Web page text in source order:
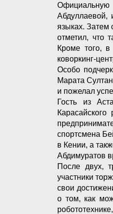
Официальную
Абдуллаевой,
языках. Затем
отметил, что
Кроме того,
коворкинг-
Особо
Марата
и пожелал
Гость из
спортсмена
в Кении, а
Абдимуратов
После двух,
участники
свои
о том, как